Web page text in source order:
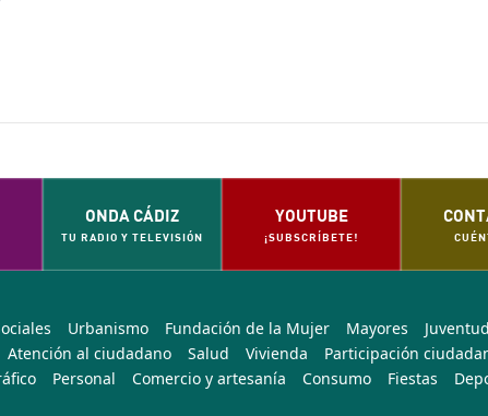
ONDA CÁDIZ
TU RADIO Y TELEVISIÓN
YOUTUBE
¡SUBSCRÍBETE!
Urbanismo Fundación de la Mujer Mayores
Juventud
Atención al ciudadano Salud Vivienda
Participación
Personal Comercio y artesanía Consumo Fiestas